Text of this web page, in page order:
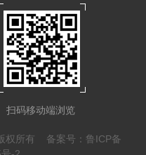
扫码移动端浏览
权所有 备案号：鲁ICP备